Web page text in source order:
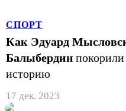
СПОРТ
Как Эдуард
Балыбердин
историю
17 дек. 2023